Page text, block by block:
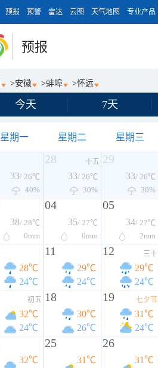
预报 预警 雷达 云图 天气地图 专业产品
预报
>安徽 >蚌埠 >怀远
今天 7天
星期一 星期二 星期三
33/ 26℃
40%
28 十五
33/ 26℃
30%
29
33/ 26℃
30%
38/ 28℃
0mm
04
35/ 27℃
0mm
05
34/ 27℃
2mm
28℃
24℃
11
29℃
24℃
12 三十
29℃
24℃
初五
32℃
24℃
18
30℃
26℃
19 七夕节
31℃
24℃
32℃
25
31℃
26
31℃